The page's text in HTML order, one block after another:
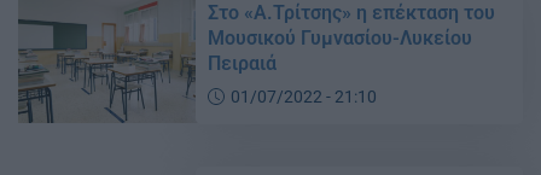
Στο «Α.Τρίτσης» η επέκταση του
Μουσικού Γυμνασίου-Λυκείου
Πειραιά
01/07/2022 - 21:10